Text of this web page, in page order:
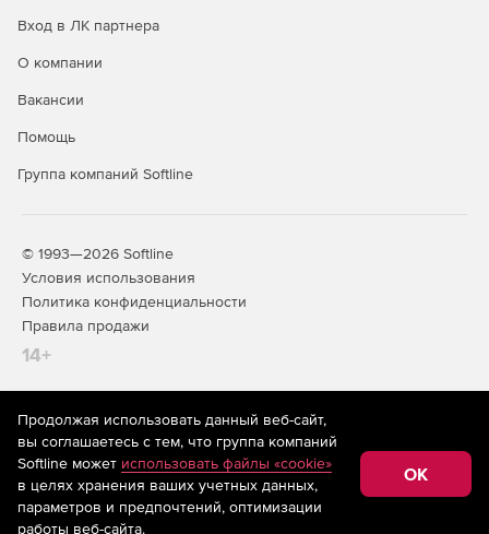
Вход в ЛК партнера
О компании
Вакансии
Помощь
Группа компаний Softline
© 1993—2026 Softline
Условия использования
Политика конфиденциальности
Правила продажи
14+
На информационном ресурсе store.softline.ru применяются
рекомендательные технологии(информационные технологии
предоставления информации на основе сбора,
систематизации и анализа сведений, относящихся к
предпочтениям пользователей сети «Интернет»,
находящихся на территории Российской Федерации)
Продолжая использовать данный веб-сайт,
вы соглашаетесь с тем, что группа компаний
Softline может использовать файлы «cookie»
в целях хранения ваших учетных данных,
параметров и предпочтений, оптимизации
работы веб-сайта.
OK